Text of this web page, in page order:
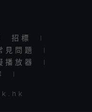
招標
|
見問題
|
播放器
|
|